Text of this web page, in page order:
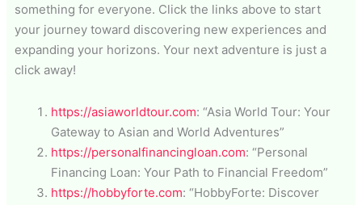
something for everyone. Click the links above to start
your journey toward discovering new experiences and
expanding your horizons. Your next adventure is just a
click away!
https://asiaworldtour.com: “Asia World Tour: Your
Gateway to Asian and World Adventures”
https://personalfinancingloan.com: “Personal
Financing Loan: Your Path to Financial Freedom”
https://hobbyforte.com: “HobbyForte: Discover